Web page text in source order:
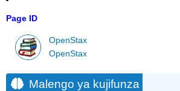
Page ID
OpenStax
OpenStax
Malengo ya kujifunza